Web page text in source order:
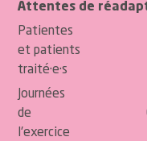
Attentes de
Patientes
et patients
traité·e·s
Journées
de
l'exercice